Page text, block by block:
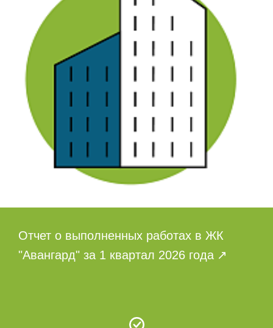
Отчет о выполненных работах в ЖК
"Авангард" за 1 квартал 2026 года